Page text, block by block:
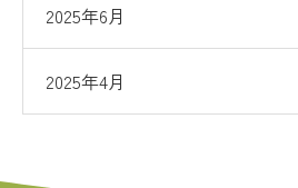
2025年6月
2025年4月